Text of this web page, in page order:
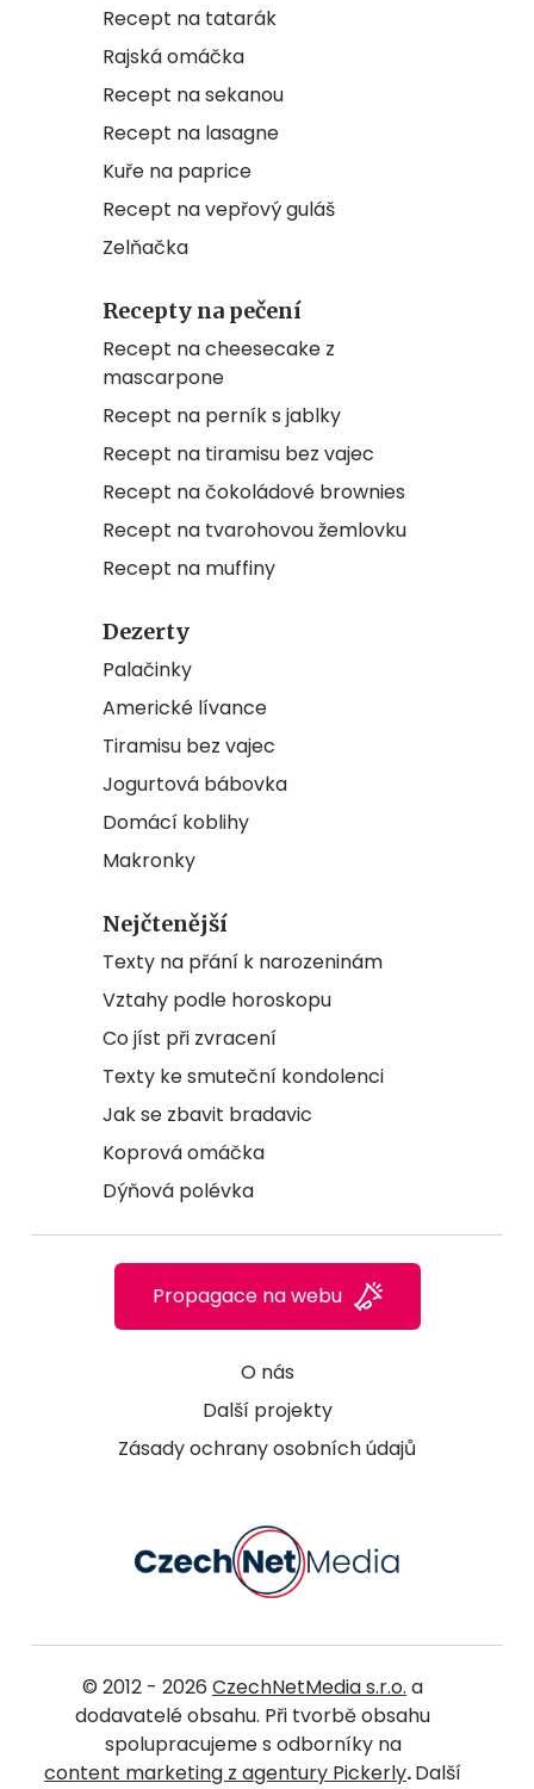
Recept na tatarák
Rajská omáčka
Recept na sekanou
Recept na lasagne
Kuře na paprice
Recept na vepřový guláš
Zelňačka
Recepty na pečení
Recept na cheesecake z
mascarpone
Recept na perník s jablky
Recept na tiramisu bez vajec
Recept na čokoládové brownies
Recept na tvarohovou žemlovku
Recept na muffiny
Dezerty
Palačinky
Americké lívance
Tiramisu bez vajec
Jogurtová bábovka
Domácí koblihy
Makronky
Nejčtenější
Texty na přání k narozeninám
Vztahy podle horoskopu
Co jíst při zvracení
Texty ke smuteční kondolenci
Jak se zbavit bradavic
Koprová omáčka
Dýňová polévka
O nás
Další projekty
Zásady ochrany osobních údajů
Propagace na webu
© 2012 - 2026 CzechNetMedia s.r.o. a
dodavatelé obsahu. Při tvorbě obsahu
spolupracujeme s odborníky na
content marketing z agentury Pickerly.Další